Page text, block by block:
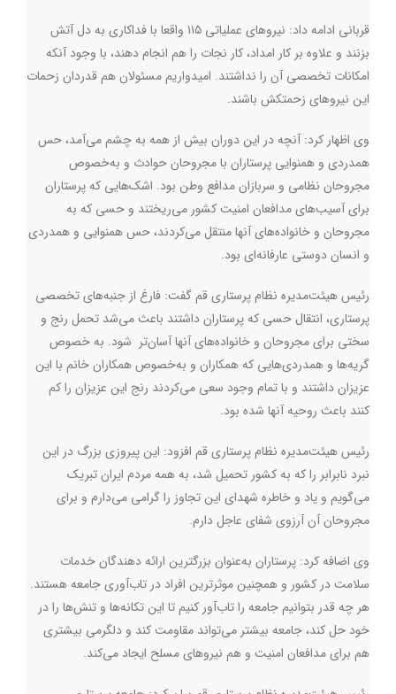
قربانی ادامه داد: نیروهای عملیاتی ۱۱۵ واقعا با فداکاری به دل آتش
بزنند و علاوه بر کار امداد، کار نجات را هم انجام دهند، با وجود آنکه
امکانات تخصصی آن را نداشتند. امیدواریم مسئولان هم قدردان زحمات
این نیروهای زحمتکش باشند.
وی اظهار کرد: آنچه در این دوران بیش از همه به چشم می‌آمد، حس
همدردی و همنوایی پرستاران با مجروحان حوادث و به‌خصوص
مجروحان نظامی و سربازان مدافع وطن بود. اشک‌هایی که پرستاران
برای آسیب‌های مدافعان امنیت کشور می‌ریختند و حسی که به
مجروحان و خانواده‌های آنها منتقل می‌کردند، حس همنوایی و همدردی
و انسان دوستی عارفانه‌ای بود.
رئیس‌ هیئت‌مدیره نظام پرستاری قم گفت: فارغ از جنبه‌های تخصصی
پرستاری، انتقال حسی که پرستاران داشتند باعث می‌شد تحمل رنج و
سختی برای مجروحان و خانواده‌های آنها آسان‌تر شود. به‌ خصوص
گریه‌ها و همدردی‌هایی که همکاران و به‌خصوص همکاران خانم با این
عزیزان داشتند و با تمام وجود سعی می‌کردند رنج این عزیزان را کم
کنند باعث روحیه آنها شده بود.
رئیس‌ هیئت‌مدیره نظام پرستاری قم افزود: این پیروزی بزرگ در این
نبرد نابرابر را که به کشور تحمیل شد، به همه مردم ایران تبریک
می‌گویم و یاد و خاطره شهدای این تجاوز را گرامی‌ می‌دارم و برای
مجروحان آن آرزوی شفای عاجل دارم.
وی اضافه کرد: پرستاران به‌عنوان بزرگترین ارائه دهندگان خدمات
سلامت در کشور و همچنین موثرترین افراد در تاب‌آوری جامعه هستند.
هر چه قدر بتوانیم جامعه را تاب‌‌آور کنیم تا این تکانه‌ها و تنش‌ها را در
خود حل کند، جامعه بیشتر می‌تواند مقاومت کند و دلگرمی بیشتری
هم برای مدافعان امنیت و هم نیروهای مسلح ایجاد می‌کند.